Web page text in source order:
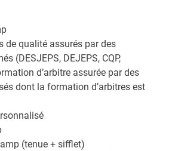
de qualité assurés par des
(DESJEPS, DEJEPS, CQP,
d’arbitre assurée par des
dont la formation d’arbitres est
(tenue + sifflet)